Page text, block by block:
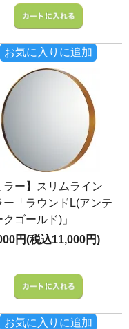
お気に入りに追加
ラー】スリムライン
ー「ラウンドL(アンテ
クゴールド)」
円(税込11,000円)
お気に入りに追加